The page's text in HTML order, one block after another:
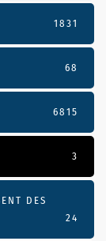
1831
68
6815
3
DES
24